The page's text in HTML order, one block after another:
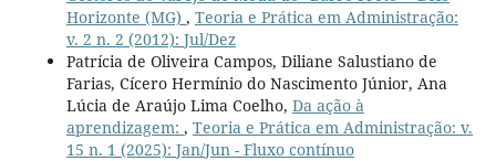
Horizonte (MG) , Teoria e Prática em Administração:
v. 2 n. 2 (2012): Jul/Dez
Patrícia de Oliveira Campos, Diliane Salustiano de
Farias, Cícero Hermínio do Nascimento Júnior, Ana
Lúcia de Araújo Lima Coelho, Da ação à
aprendizagem: , Teoria e Prática em Administração: v.
15 n. 1 (2025): Jan/Jun - Fluxo contínuo